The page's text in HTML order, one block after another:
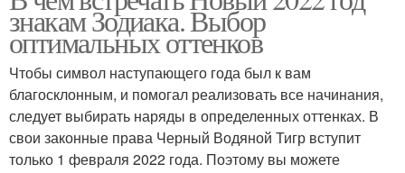
знакам Зодиака. Выбор
оптимальных оттенков
Чтобы символ наступающего года был к вам
благосклонным, и помогал реализовать все начинания,
следует выбирать наряды в определенных оттенках. В
свои законные права Черный Водяной Тигр вступит
только 1 февраля 2022 года. Поэтому вы можете